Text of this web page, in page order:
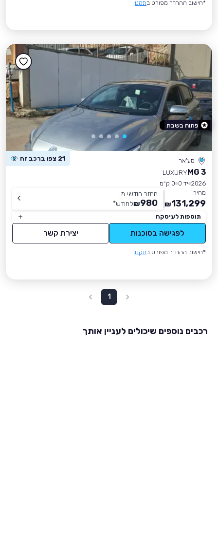
*חישוב ההחזר מפורט בתקנון
מע'אר 21 צפו ברכב זה
MG 3
LUXURY
2026 יד 0
0 ק״מ
מחיר
131,299
₪
החזר חודשי מ-
980
₪לחודש*
תוספות לעיסקה
לפגישה בסוכנות יצירת קשר
*חישוב ההחזר מפורט בתקנון
פתוח בשבת
1
רכבים נוספים שיכולים לעניין אותך